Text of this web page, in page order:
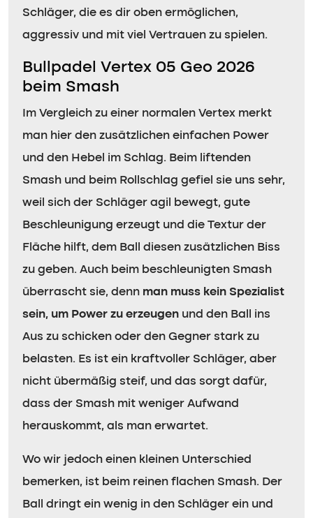
Schläger, die es dir oben ermöglichen,
aggressiv und mit viel Vertrauen zu spielen.
Bullpadel Vertex 05 Geo 2026
beim Smash
Im Vergleich zu einer normalen Vertex merkt
man hier den zusätzlichen einfachen Power
und den Hebel im Schlag. Beim liftenden
Smash und beim Rollschlag gefiel sie uns sehr,
weil sich der Schläger agil bewegt, gute
Beschleunigung erzeugt und die Textur der
Fläche hilft, dem Ball diesen zusätzlichen Biss
zu geben. Auch beim beschleunigten Smash
überrascht sie, denn man muss kein Spezialist
sein, um Power zu erzeugen und den Ball ins
Aus zu schicken oder den Gegner stark zu
belasten. Es ist ein kraftvoller Schläger, aber
nicht übermäßig steif, und das sorgt dafür,
dass der Smash mit weniger Aufwand
herauskommt, als man erwartet.
Wo wir jedoch einen kleinen Unterschied
bemerken, ist beim reinen flachen Smash. Der
Ball dringt ein wenig in den Schläger ein und